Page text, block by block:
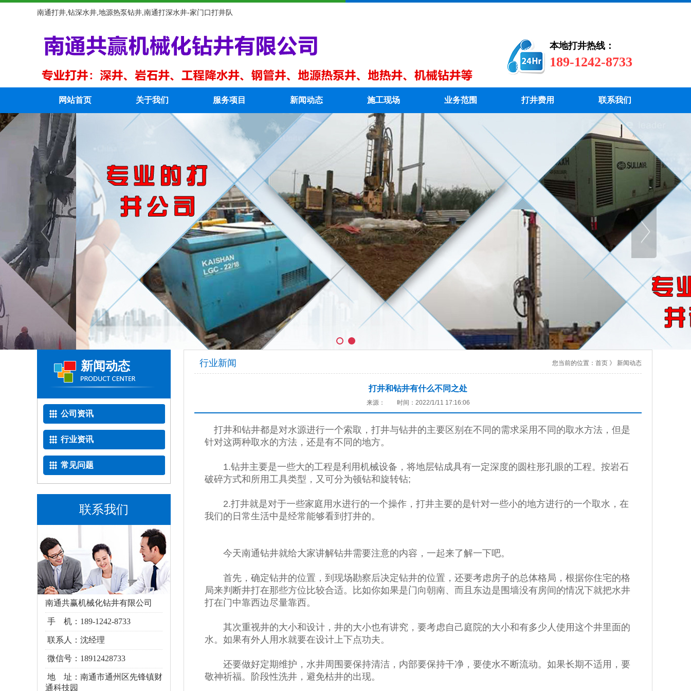
南通打井,钻深水井,地源热泵钻井,南通打深水井-家门口打井队
本地打井热线：
189-1242-8733
网站首页 关于我们 服务项目 新闻动态 施工现场 业务范围 打井费用 联系我们
新闻动态
公司资讯
行业资讯
常见问题
联系我们
南通共赢机械化钻井有限公司
手 机：189-1242-8733
联系人：沈经理
微信号：18912428733
地 址：南通市通州区先锋镇财
通科技园
行业新闻 您当前的位置： 首页》 新闻动态
打井和钻井有什么不同之处
来源： 时间：2022/1/11 17:16:06
打井和钻井都是对水源进行一个索取，打井与钻井的主要区别在不同的需求采用不同的取水方法，但是
针对这两种取水的方法，还是有不同的地方。
1.钻井主要是一些大的工程是利用机械设备，将地层钻成具有一定深度的圆柱形孔眼的工程。按岩石
破碎方式和所用工具类型，又可分为顿钻和旋转钻;
2.打井就是对于一些家庭用水进行的一个操作，打井主要的是针对一些小的地方进行的一个取水，在
我们的日常生活中是经常能够看到打井的。
今天南通钻井就给大家讲解钻井需要注意的内容，一起来了解一下吧。
首先，确定钻井的位置，到现场勘察后决定钻井的位置，还要考虑房子的总体格局，根据你住宅的格
局来判断井打在那些方位比较合适。比如你如果是门向朝南、而且东边是围墙没有房间的情况下就把水井
打在门中靠西边尽量靠西。
其次重视井的大小和设计，井的大小也有讲究，要考虑自己庭院的大小和有多少人使用这个井里面的
水。如果有外人用水就要在设计上下点功夫。
还要做好定期维护，水井周围要保持清洁，内部要保持干净，要使水不断流动。如果长期不适用，要
敬神祈福。阶段性洗井，避免枯井的出现。